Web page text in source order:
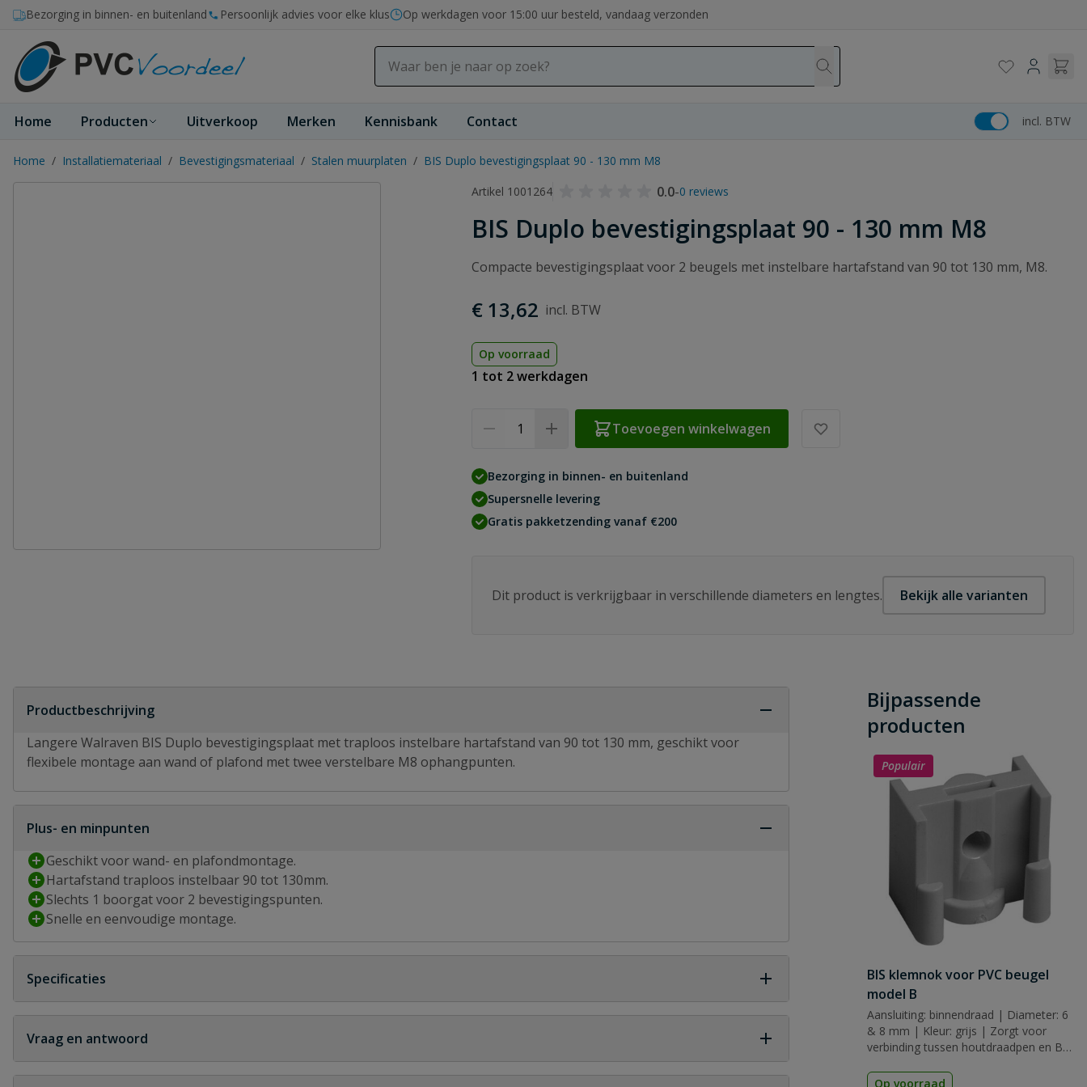
Ga naar de inhoud
Bezorging in binnen- en buitenland Persoonlijk advies voor elke klus Op werkdagen voor 15:00 uur besteld, vandaag verzonden
Home Producten Uitverkoop Merken Kennisbank Contact incl. BTW
Home / Installatiemateriaal / Bevestigingsmateriaal / Stalen muurplaten / BIS Duplo bevestigingsplaat 90 - 130 mm M8
Artikel 1001264
0.0-0 reviews
BIS Duplo bevestigingsplaat 90 - 130 mm M8
Compacte bevestigingsplaat voor 2 beugels met instelbare hartafstand van 90 tot 130 mm, M8.
€ 13,62
Op voorraad
1 tot 2 werkdagen
Toevoegen winkelwagen
Bezorging in binnen- en buitenland
Supersnelle levering
Gratis pakketzending vanaf €200
Dit product is verkrijgbaar in verschillende diameters en lengtes. Bekijk alle varianten
Productbeschrijving
Langere Walraven BIS Duplo bevestigingsplaat met traploos instelbare hartafstand van 90 tot 130 mm, geschikt voor
flexibele montage aan wand of plafond met twee verstelbare M8 ophangpunten.
Plus- en minpunten
Geschikt voor wand- en plafondmontage.
Hartafstand traploos instelbaar 90 tot 130mm.
Slechts 1 boorgat voor 2 bevestigingspunten.
Snelle en eenvoudige montage.
Specificaties
Afstand gaten 60 - 130 mm
Vraag en antwoord
Geen vragen
Bijpassende
producten
Populair
BIS klemnok voor PVC beugel
model B
Aansluiting: binnendraad | Diameter: 6
& 8 mm | Kleur: grijs | Zorgt voor
verbinding tussen houtdraadpen en BIS
Op voorraad